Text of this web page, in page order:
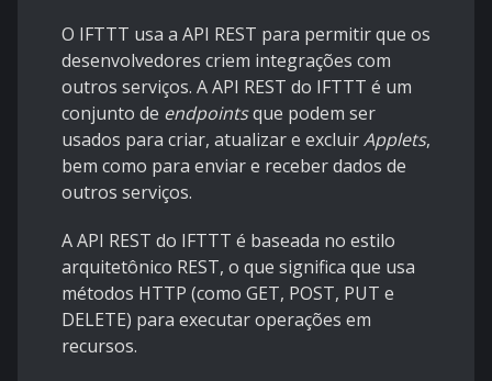
O IFTTT usa a API REST para permitir que os
desenvolvedores criem integrações com
outros serviços. A API REST do IFTTT é um
conjunto de endpointsque podem ser
usados ​​para criar, atualizar e excluirApplets,
bem como para enviar e receber dados de
outros serviços.
A API REST do IFTTT é baseada no estilo
arquitetônico REST, o que significa que usa
métodos HTTP (como GET, POST, PUT e
DELETE) para executar operações em
recursos.